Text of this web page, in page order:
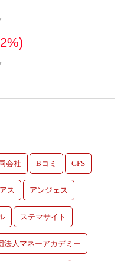
会社 Bコミ GFS
ス アンジェス
ステマサイト
法人マネーアカデミー